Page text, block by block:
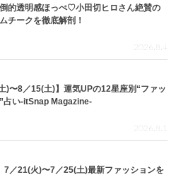
的透明感ほっぺ♡小田切ヒロさん絶賛の
チークを徹底解剖！
2026.8.4
)〜8／15(土)】運気UPの12星座別“ファッ
占い-itSnap Magazine-
2026.8.1
7／21(火)〜7／25(土)最新ファッションを